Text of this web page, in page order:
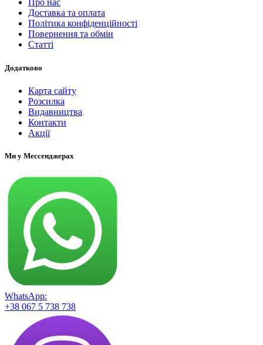
Про нас
Доставка та оплата
Політика конфіденційності
Повернення та обмін
Статті
Додатково
Карта сайту
Розсилка
Видавництва
Контакти
Акції
Ми у Мессенджерах
WhatsApp:
+38 067 5 738 738